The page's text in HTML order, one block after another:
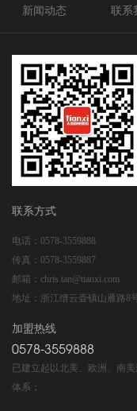
新闻动态
联系
联系方式
电话： 0578-3559888
传真： 0578-3559887
邮箱： chris.tan@tianxi.com
地址： 浙江缙云壶镇山雁路8
加盟热线
0578-3559888
已建立起以北美、欧洲、南
体系；